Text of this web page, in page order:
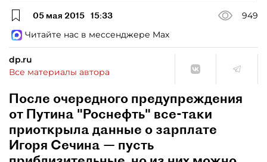
05 мая 2015 15:33
949
Читайте нас в мессенджере Max
dp.ru
Все материалы автора
После очередного предупреждения
от Путина "Роснефть" все-таки
приоткрыла данные о зарплате
Игоря Сечина — пусть